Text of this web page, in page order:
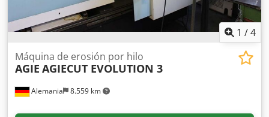
1 /4
Alemania 8.559 km
Máquina de erosión por hilo
AGIE AGIECUT EVOLUTION 3